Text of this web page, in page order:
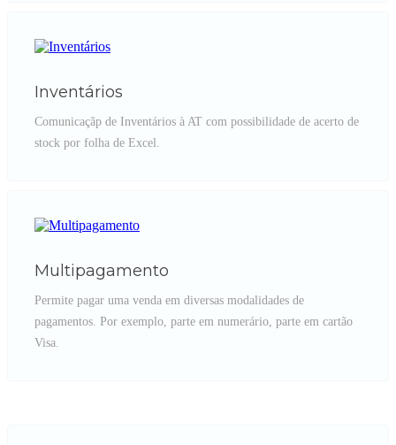
Inventários
Comunicaçãp de Inventários à AT com possibilidade de acerto de
stock por folha de Excel.
Multipagamento
Permite pagar uma venda em diversas modalidades de
pagamentos. Por exemplo, parte em numerário, parte em cartão
Visa.